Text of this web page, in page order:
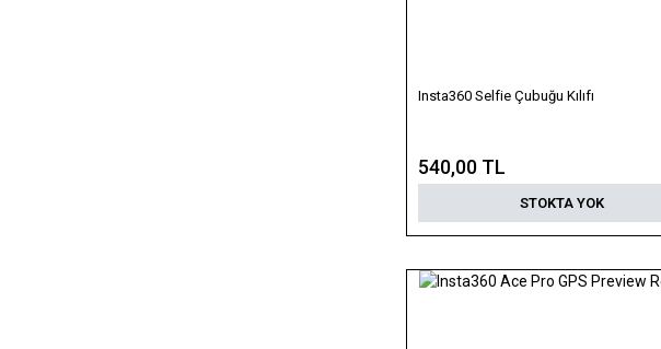
Insta360 Selfie Çubuğu Kılıfı
540,00 TL
STOKTA YOK